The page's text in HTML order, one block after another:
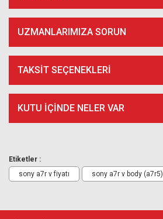
UZMANLARIMIZA SORUN
TAKSIT SEÇENEKLERI
KUTU İÇİNDE NELER VAR
Etiketler :
sony a7r v fiyatı
sony a7r v body (a7r5)